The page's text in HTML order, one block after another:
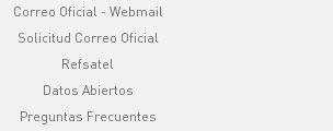
Correo Oficial - Webmail
Solicitud Correo Oficial
Refsatel
Datos Abiertos
Preguntas Frecuentes